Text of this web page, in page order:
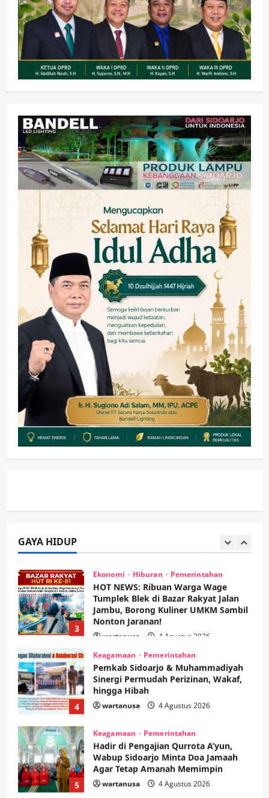
GAYA HIDUP
2
PWI dan Sapma PP Sidoarjo
Memanaskan Mesin Menuju Piala
Soccer
wartanusa 5 Agustus 2026
Ekonomi Hiburan Pemerintahan
HOT NEWS: Ribuan Warga Wage
Tumplek Blek di Bazar Rakyat Jalan
Jambu, Borong Kuliner UMKM Sambil
Nonton Jaranan!
wartanusa 4 Agustus 2026
4
Keagamaan Pemerintahan
Pemkab Sidoarjo & Muhammadiyah
Sinergi Permudah Perizinan, Wakaf,
hingga Hibah
wartanusa 4 Agustus 2026
5
Keagamaan Pemerintahan
Hadir di Pengajian Qurrota A’yun,
Wabup Sidoarjo Minta Doa Jamaah
Agar Tetap Amanah Memimpin
wartanusa 4 Agustus 2026
Kesehatan Pembangunan
Pemerintahan
PANAS! Kalah Tender Proyek RSUD
Sibar Rp 9,9 M, Beranikah CV Tiga
Anugerah Utama Pertaruhkan
2
wartanusa 5 Agustus 2026
3
Ekonomi Hiburan Pemerintahan
HOT NEWS: Ribuan Warga Wage
Tumplek Blek di Bazar Rakyat Jalan
Jambu, Borong Kuliner UMKM Sambil
Nonton Jaranan!
4 Agustus 2026
4
Keagamaan Pemerintahan
Pemkab Sidoarjo & Muhammadiyah
Sinergi Permudah Perizinan, Wakaf,
hingga Hibah
4 Agustus 2026
5
Keagamaan Pemerintahan
Hadir di Pengajian Qurrota A’yun,
Wabup Sidoarjo Minta Doa Jamaah
Agar Tetap Amanah Memimpin
4 Agustus 2026